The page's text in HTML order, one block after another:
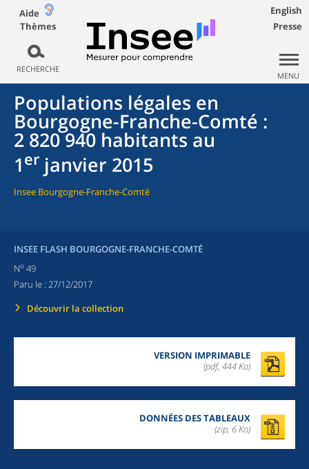
Aide
Thèmes
RECHERCHE
English
Presse
MENU
Populations légales en
Bourgogne-Franche-Comté :
2 820 940 habitants au
1er janvier 2015
Insee Bourgogne-Franche-Comté
INSEE FLASH BOURGOGNE-FRANCHE-COMTÉ
No 49
Paru le : 27/12/2017
Découvrir la collection
VERSION IMPRIMABLE
(pdf, 444 Ko)
DONNÉES DES TABLEAUX
(zip, 6 Ko)